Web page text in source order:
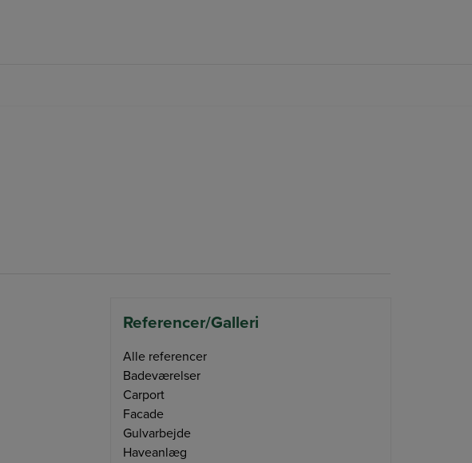
Referencer/Galleri
Alle referencer
Badeværelser
Carport
Facade
Gulvarbejde
Haveanlæg